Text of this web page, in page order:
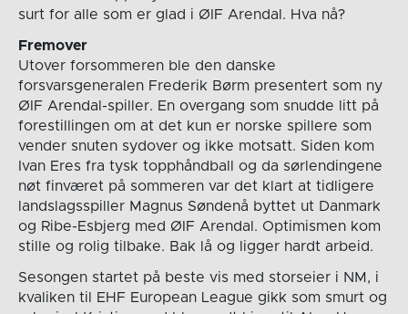
surt for alle som er glad i ØIF Arendal. Hva nå?
Fremover
Utover forsommeren ble den danske
forsvarsgeneralen Frederik Børm presentert som ny
ØIF Arendal-spiller. En overgang som snudde litt på
forestillingen om at det kun er norske spillere som
vender snuten sydover og ikke motsatt. Siden kom
Ivan Eres fra tysk topphåndball og da sørlendingene
nøt finværet på sommeren var det klart at tidligere
landslagsspiller Magnus Søndenå byttet ut Danmark
og Ribe-Esbjerg med ØIF Arendal. Optimismen kom
stille og rolig tilbake. Bak lå og ligger hardt arbeid.
Sesongen startet på beste vis med storseier i NM, i
kvaliken til EHF European League gikk som smurt og